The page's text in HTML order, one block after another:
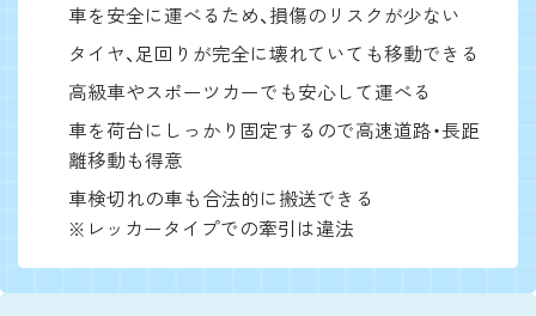
車を安全に運べるため、損傷のリスクが少ない
タイヤ、足回りが完全に壊れていても移動できる
高級車やスポーツカーでも安心して運べる
車を荷台にしっかり固定するので高速道路・長距
離移動も得意
車検切れの車も合法的に搬送できる
※レッカータイプでの牽引は違法